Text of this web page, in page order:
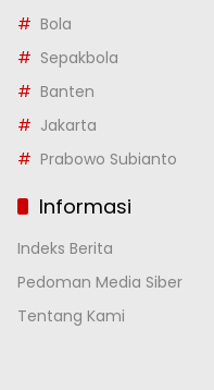
Bola
Sepakbola
Banten
Jakarta
Prabowo Subianto
Informasi
Indeks Berita
Pedoman Media Siber
Tentang Kami